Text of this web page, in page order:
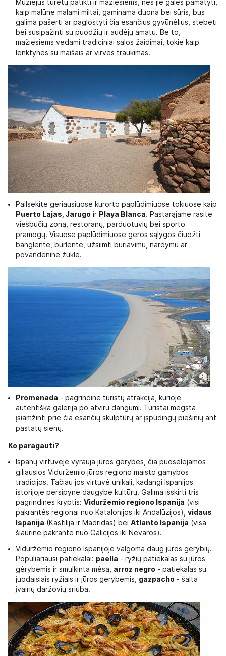
Muziejus turėtų patikti ir mažiesiems, nes jie galės pamatyti,
kaip malūne malami miltai, gaminama duona bei sūris, bus
galima pašerti ar paglostyti čia esančius gyvūnėlius, stebėti
bei susipažinti su puodžių ir audėjų amatu. Be to,
mažiesiems vedami tradiciniai salos žaidimai, tokie kaip
lenktynės su maišais ar virvės traukimas.
Pailsėkite geriausiuose kurorto paplūdimiuose tokiuose kaip
Puerto Lajas, Jarugo ir Playa Blanca. Pastarąjame rasite
viešbučių zoną, restoranų, parduotuvių bei sporto
pramogų. Visuose paplūdimiuose geros sąlygos čiuožti
banglente, burlente, užsiimti buriavimu, nardymu ar
povandenine žūkle.
Promenada - pagrindinė turistų atrakcija, kurioje
autentiška galerija po atviru dangumi. Turistai mėgsta
įsiamžinti prie čia esančių skulptūrų ar įspūdingų piešinių ant
pastatų sienų.
Ko paragauti?
Ispanų virtuvėje vyrauja jūros gėrybės, čia puoselėjamos
giliausios Viduržemio jūros regiono maisto gamybos
tradicijos. Tačiau jos virtuvė unikali, kadangi Ispanijos
istorijoje persipynė daugybė kultūrų. Galima išskirti tris
pagrindines kryptis: Viduržemio regiono Ispanija (visi
pakrantės regionai nuo Katalonijos iki Andalūzijos), vidaus
Ispanija (Kastilija ir Madridas) bei Atlanto Ispanija (visa
šiaurinė pakrantė nuo Galicijos iki Nevaros).
Viduržemio regiono Ispanijoje valgoma daug jūros gėrybių.
Populiariausi patiekalai: paella - ryžių patiekalas su jūros
gėrybėmis ir smulkinta mėsa, arroz negro - patiekalas su
juodaisiais ryžiais ir jūros gėrybėmis, gazpacho - šalta
įvairių daržovių sriuba.